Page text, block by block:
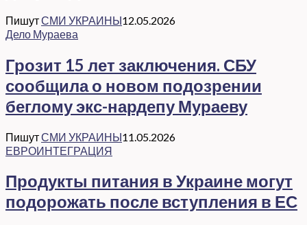
ПишутСМИ УКРАИНЫ12.05.2026
Дело Мураева
Грозит 15 лет заключения. СБУ
сообщила о новом подозрении
беглому экс-нардепу Мураеву
ПишутСМИ УКРАИНЫ11.05.2026
ЕВРОИНТЕГРАЦИЯ
Продукты питания в Украине могут
подорожать после вступления в ЕС